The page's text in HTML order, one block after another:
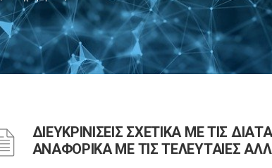
ΔΙΕΥΚΡΙΝΙΣΕΙΣ ΣΧΕΤΙΚΑ ΜΕ ΤΙΣ
ΑΝΑΦΟΡΙΚΑ ΜΕ ΤΙΣ ΤΕΛΕΥΤΑΙΕΣ